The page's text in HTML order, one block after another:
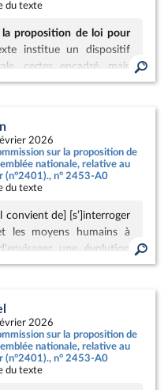
du texte
la proposition de loi pour
institue un dispositif
certes encadré, mais
Ce basculement me
mourir, on introduit une
du soin et avec les
notre pacte social.
permet déjà d’éviter
garantir le respect de la
au moyen des
la situation l’impose, de
équilibré : il protège,
Il m'apparaît donc
modifier. Par ailleurs, la
à l’aide à mourir vient
des soins
2026
sur la proposition de
nationale, relative au
(n°2401)., n° 2453-A0
du texte
de] [s’]interroger
les moyens humains à
une évolution
Quels risques de dérives
aujourd’hui ? Ce texte
Français privés parfois
parfois comme un
la société : désormais la
2026
sur la proposition de
nationale, relative au
(n°2401)., n° 2453-A0
du texte